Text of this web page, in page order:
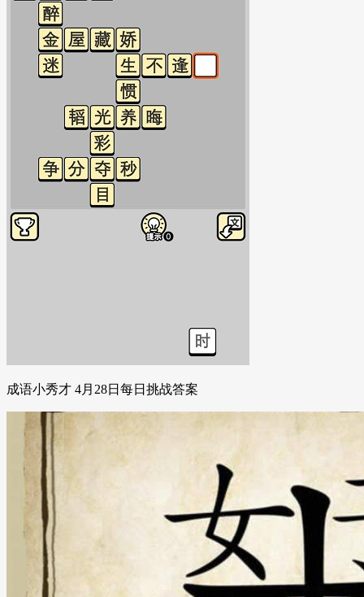
成语小秀才 4月28日每日挑战答案